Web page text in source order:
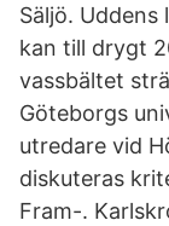
Säljö.
kan till drygt
vassbältet
Göteborgs
utredare vid
diskuteras
Fram-.